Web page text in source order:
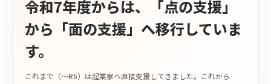
令和7年度からは、「点の支援」
から「面の支援」へ移行していま
す。
これまで（〜R6）は起業家へ直接支援してきました。これから